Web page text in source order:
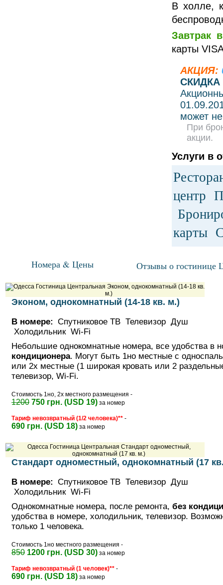
В холле,
Завтрак
карты
АКЦИЯ:
СКИДКА
может
При
акции.
Услуги в
центр
карты
Номера & Цены Отзывы о гостинице
Эконом, однокомнатный (14-18 кв. м.)
В номере: Спутниковое ТВ Телевизор Душ
Холодильник Wi-Fi
Небольшие однокомнатные номера, все удобства в
кондиционера. Могут быть 1но местные с
или 2х местные (1 широкая кровать или 2
телевизор, Wi-Fi.
Стоимость 1но, 2х местного размещения -
1200 750 грн. (USD 19) за номер
Тариф невозвратный (1/2 человека)** -
690 грн. (USD 18) за номер
Стандарт одноместный, однокомнатный (17
В номере: Спутниковое ТВ Телевизор Душ
Холодильник Wi-Fi
Однокомнатные номера, после ремонта, без
удобства в номере, холодильник, телевизор.
только 1 человека.
Стоимость 1но местного размещения -
850 1200 грн. (USD 30) за номер
Тариф невозвратный (1 человек)** -
690 грн. (USD 18) за номер